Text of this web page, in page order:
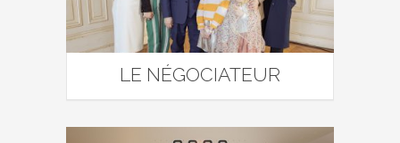
LE NÉGOCIATEUR